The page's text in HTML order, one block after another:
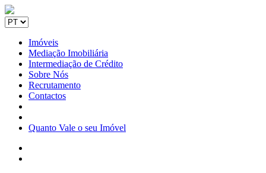
Imóveis
Mediação Imobiliária
Intermediação de Crédito
Sobre Nós
Recrutamento
Contactos
Quanto Vale o seu Imóvel